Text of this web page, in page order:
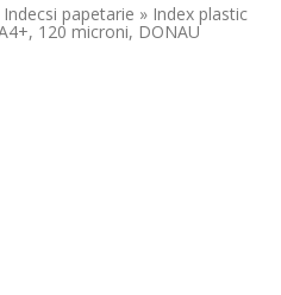
Indecsi papetarie » Index plastic
120 microni, DONAU